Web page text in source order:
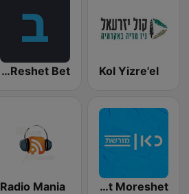
Kol Yizre'el
Kol Israel Reshet Bet
IBA Reshet Aleph / Reshet Moreshet
Radio Mania